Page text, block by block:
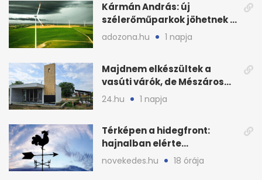
Kármán András: új
szélerőműparkok jöhetnek a
kormányülés döntése
adozona.hu 1 napja
Majdnem elkészültek a
vasúti várók, de Mészáros
bizalmasa leromboltatja
24.hu 1 napja
Térképen a hidegfront:
hajnalban elérte
Magyarország határát
novekedes.hu 18 órája